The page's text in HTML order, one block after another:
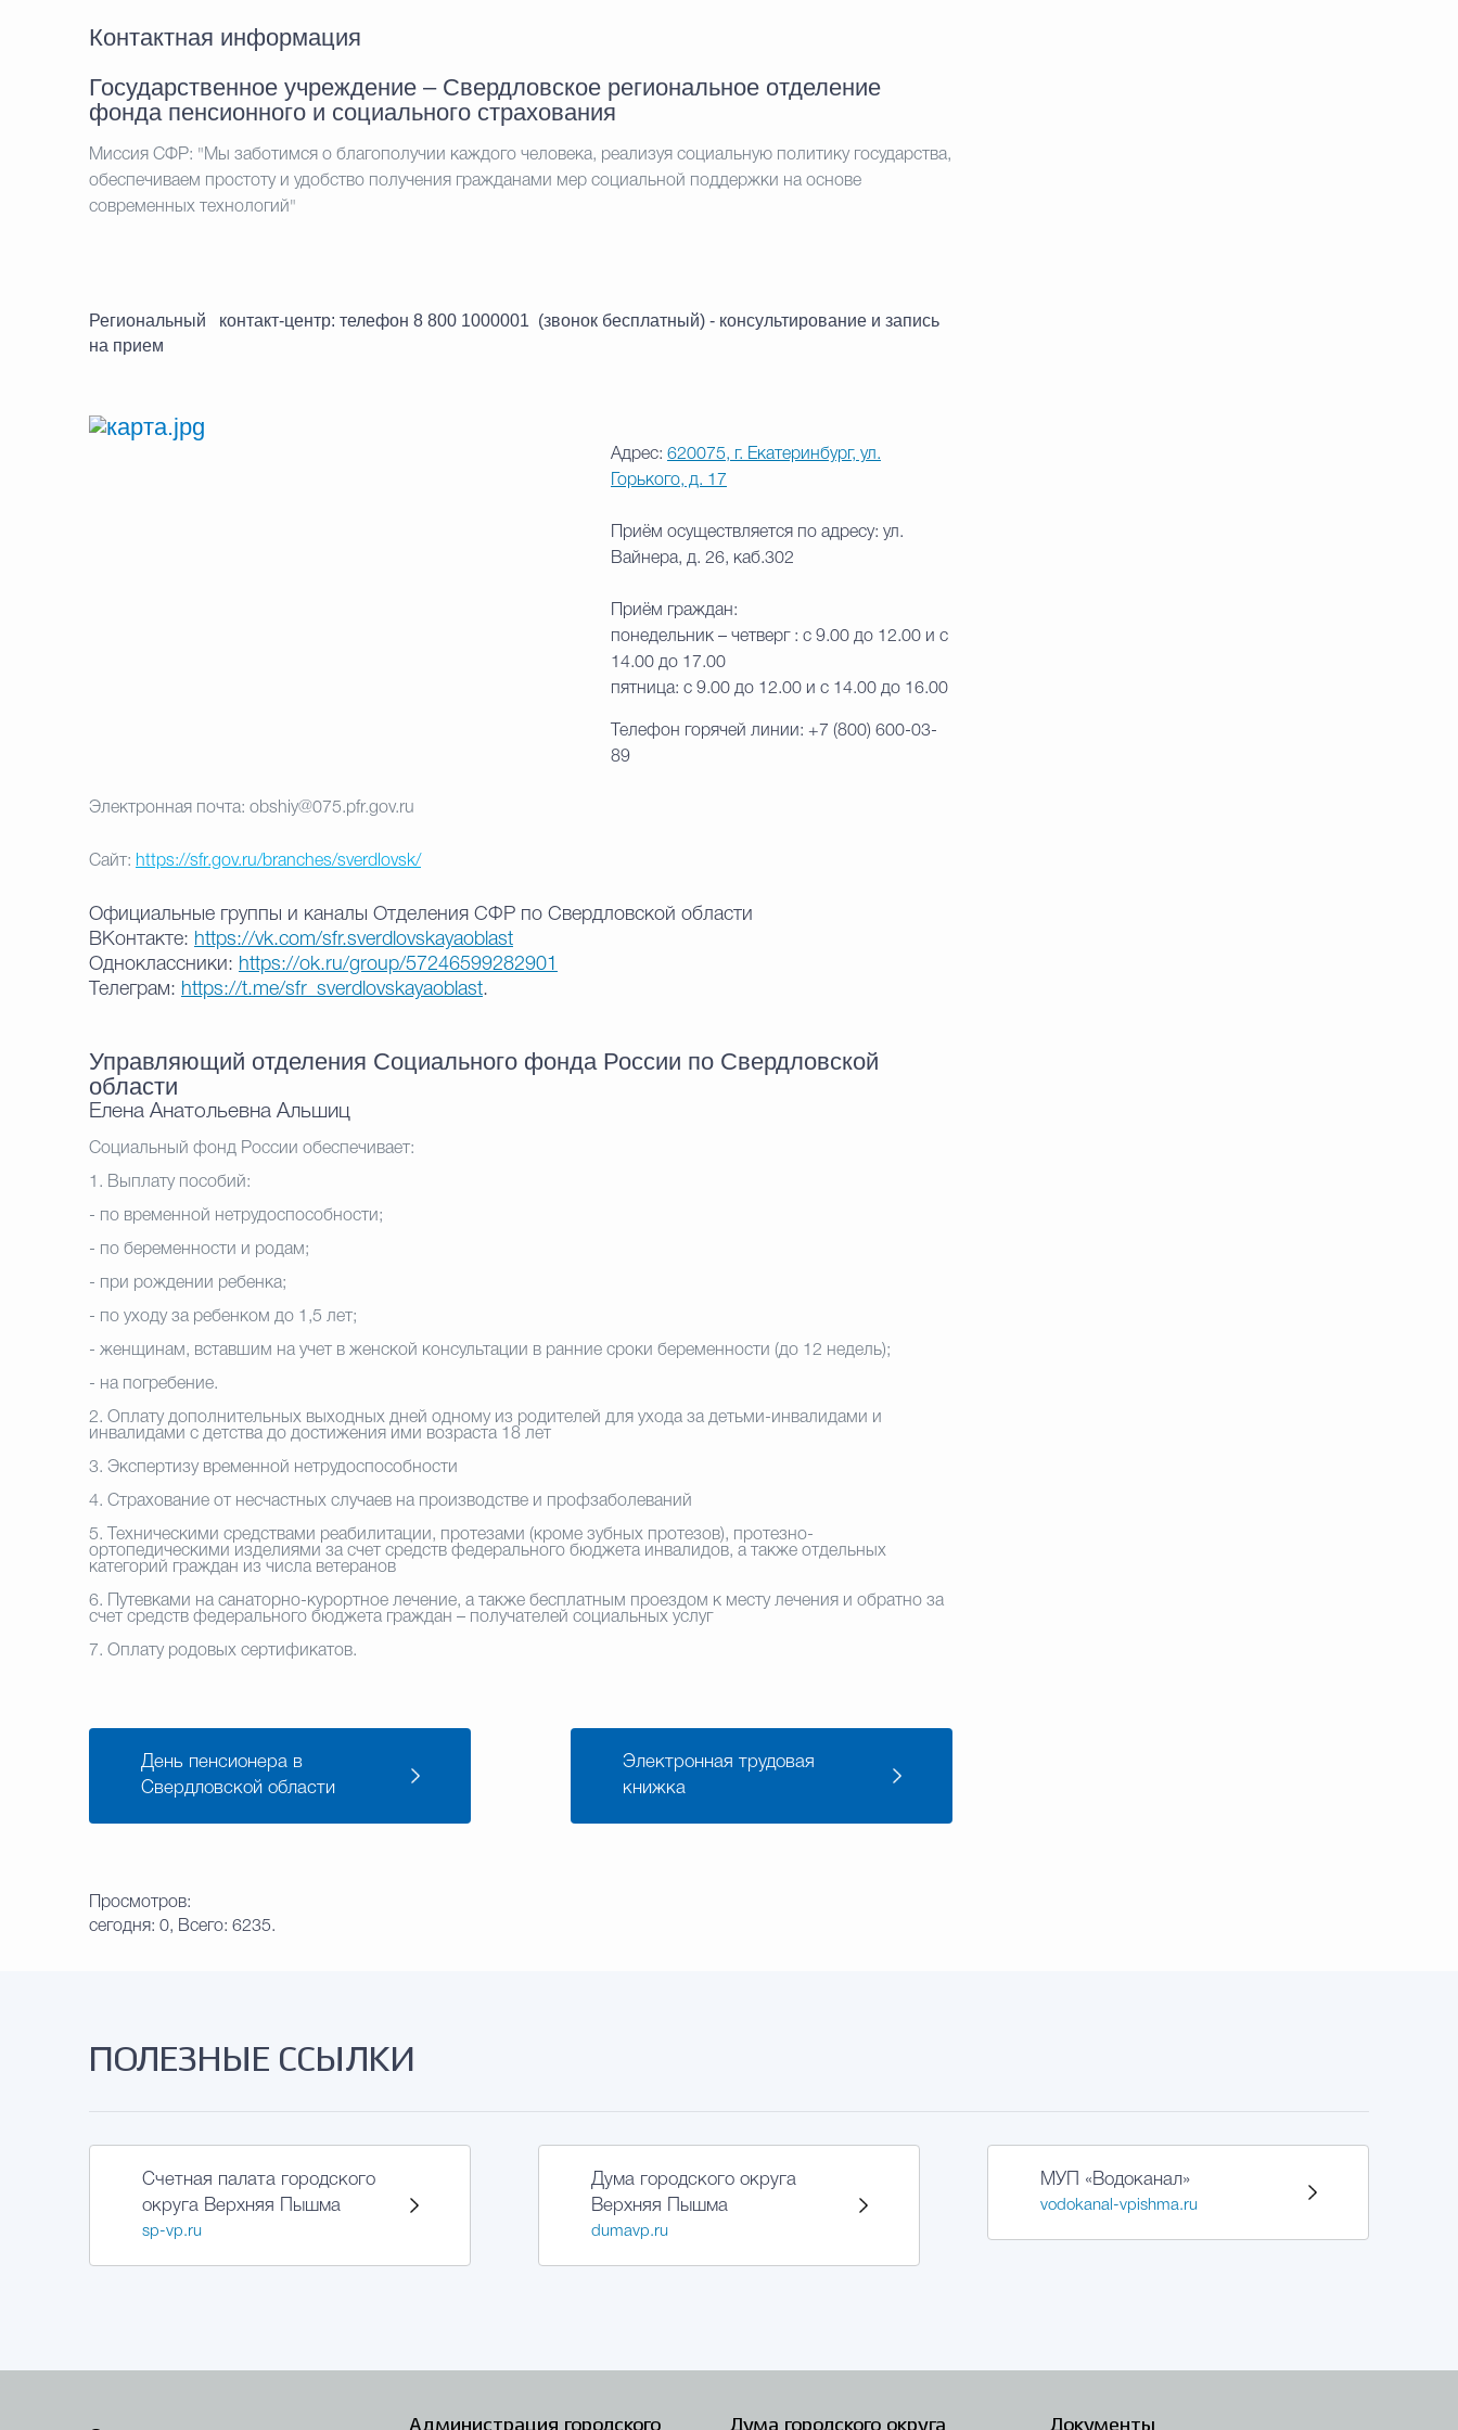
Контактная информация
Государственное учреждение – Свердловское региональное отделение
фонда пенсионного и социального страхования
Миссия СФР: "Мы заботимся о благополучии каждого человека, реализуя социальную политику государства,
обеспечиваем простоту и удобство получения гражданами мер социальной поддержки на основе
современных технологий"
Региональный контакт-центр: телефон 8 800 1000001 (звонок бесплатный) - консультирование и запись
на прием
Адрес: 620075, г. Екатеринбург, ул.
Горького, д. 17
Приём осуществляется по адресу: ул.
Вайнера, д. 26, каб.302
Приём граждан:
понедельник – четверг : с 9.00 до 12.00 и с
14.00 до 17.00
пятница: с 9.00 до 12.00 и с 14.00 до 16.00
Телефон горячей линии: +7 (800) 600-03-
89
Электронная почта: obshiy@075.pfr.gov.ru
Сайт: https://sfr.gov.ru/branches/sverdlovsk/
Официальные группы и каналы Отделения СФР по Свердловской области
ВКонтакте: https://vk.com/sfr.sverdlovskayaoblast
Одноклассники: https://ok.ru/group/57246599282901
Телеграм: https://t.me/sfr_sverdlovskayaoblast.
Управляющий отделения Социального фонда России по Свердловской
области
Елена Анатольевна Альшиц
Социальный фонд России обеспечивает:
1. Выплату пособий:
- по временной нетрудоспособности;
- по беременности и родам;
- при рождении ребенка;
- по уходу за ребенком до 1,5 лет;
- женщинам, вставшим на учет в женской консультации в ранние сроки беременности (до 12 недель);
- на погребение.
2. Оплату дополнительных выходных дней одному из родителей для ухода за детьми-инвалидами и
инвалидами с детства до достижения ими возраста 18 лет
3. Экспертизу временной нетрудоспособности
4. Страхование от несчастных случаев на производстве и профзаболеваний
5. Техническими средствами реабилитации, протезами (кроме зубных протезов), протезно-
ортопедическими изделиями за счет средств федерального бюджета инвалидов, а также отдельных
категорий граждан из числа ветеранов
6. Путевками на санаторно-курортное лечение, а также бесплатным проездом к месту лечения и обратно за
счет средств федерального бюджета граждан – получателей социальных услуг
7. Оплату родовых сертификатов.
День пенсионера в
Свердловской области
Электронная трудовая
книжка
Просмотров:
сегодня: 0, Всего: 6235.
ПОЛЕЗНЫЕ ССЫЛКИ
Счетная палата городского
округа Верхняя Пышма
sp-vp.ru
Дума городского округа
Верхняя Пышма
dumavp.ru
МУП «Водоканал»
vodokanal-vpishma.ru
Администрация городского Дума городского округа Документы